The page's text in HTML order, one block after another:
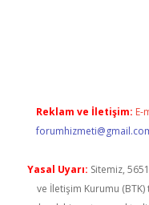
Reklam ve İletişim: E-
Yasal Uyarı: Sitemiz,
ve İletişim Kurumu (BTK)